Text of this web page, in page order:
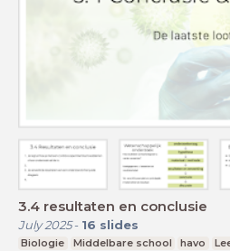
3.4 resultaten en conclusie
July 2025- 16 slides
Biologie Middelbare school havo